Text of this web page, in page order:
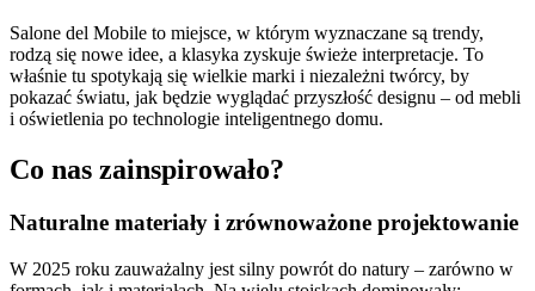
Salone del Mobile to miejsce, w którym wyznaczane są trendy,
rodzą się nowe idee, a klasyka zyskuje świeże interpretacje. To
właśnie tu spotykają się wielkie marki i niezależni twórcy, by
pokazać światu, jak będzie wyglądać przyszłość designu – od mebli
i oświetlenia po technologie inteligentnego domu.
Co nas zainspirowało?
Naturalne materiały i zrównoważone projektowanie
W 2025 roku zauważalny jest silny powrót do natury – zarówno w